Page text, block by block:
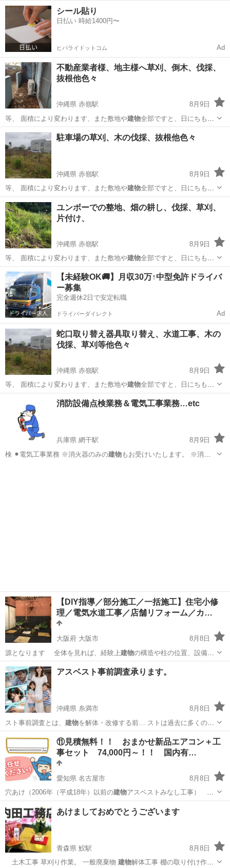
パート・店舗な…
千葉 市川市 妙典駅
シール貼り
日払い 時給1400円〜
ヒバライドットコム Ad
不動産業者様、地主様へ草刈、倒木、伐採、
抜根他色々
沖縄県 赤嶺駅
8月9日
等、 面積により変わります、また敷地や建物全部ですと、日にちもか
かりますので、価…
沖縄 糸満市 赤嶺駅 その他 草刈
駐車場の草刈、木の伐採、抜根他色々
沖縄県 赤嶺駅
8月9日
等、 面積により変わります、また敷地や建物全部ですと、日にちもか
かります、 …
沖縄 糸満市 赤嶺駅 その他 草刈
ユンボーでの整地、畑の耕し、伐採、草刈、
片付け、
沖縄県 赤嶺駅
8月9日
等、 面積により変わります、また敷地や建物全部ですと、日にちもか
かります、 …
沖縄 糸満市 赤嶺駅 その他 草刈
【未経験OK🚚】月収30万↑中型免許ドライバ
ー募集
完全週休2日で安定転職
ドライバーダイレクト Ad
蛇口取り替え器具取り替え、水道工事、木の
伐採、草刈等他色々
沖縄県 赤嶺駅
8月9日
等、 面積により変わります、また敷地や建物全部ですと、日にちもか
かります、 …
糸満市 赤嶺駅 その他 草刈
消防設備点検業務＆電気工事業務…etc
兵庫県 網干駅
8月9日
検 ⚫︎電気工事業務 ※消火器のみの建物もお受けいたします。 ※消防
【DIY指導／部分施工／一括施工】住宅小修
理／電気水道工事／店舗リフォーム／カ…
大阪府 大阪市
8月8日
源となります 全体を見れば、経験上建物の構造や柱の位置、設備に
至るまでだいた…
大阪 大阪市 リフォーム DIY
アスベスト事前調査承ります。
沖縄県 糸満市
8月8日
スト事前調査とは、 建物を解体・改修する前… ストは過去に多くの建
物で使用されており、… れ以前に建てられた建物は、アスベスト含
有…
沖縄 糸満市 その他
⑪見積無料！！ おまかせ新品エアコン＋工
事セット 74,000円～！！ 国内有…
愛知県 名古屋市
8月8日
穴あけ（2006年（平成18年）以前の建物アスベストみなし工事）
20,000円…
愛知 名古屋市 便利屋 無料
あけましておめでとうございます
青森県 鮫駅
8月8日
土木工事 草刈り作業。 一般廃棄物 建物解体工事 棚の取り付け作業